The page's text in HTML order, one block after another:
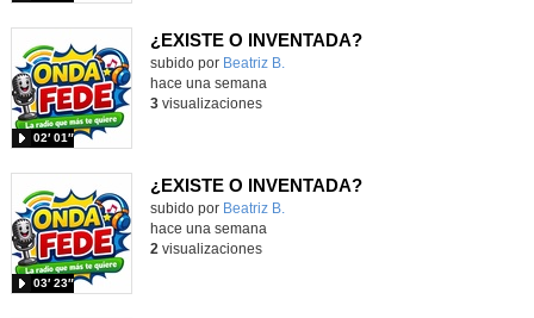
¿EXISTE O INVENTADA?
Contenido educativo.
subido por Beatriz B.
02′ 01″
hace una semana
3visualizaciones
¿EXISTE O INVENTADA?
Contenido educativo.
subido por Beatriz B.
03′ 23″
hace una semana
2 visualizaciones